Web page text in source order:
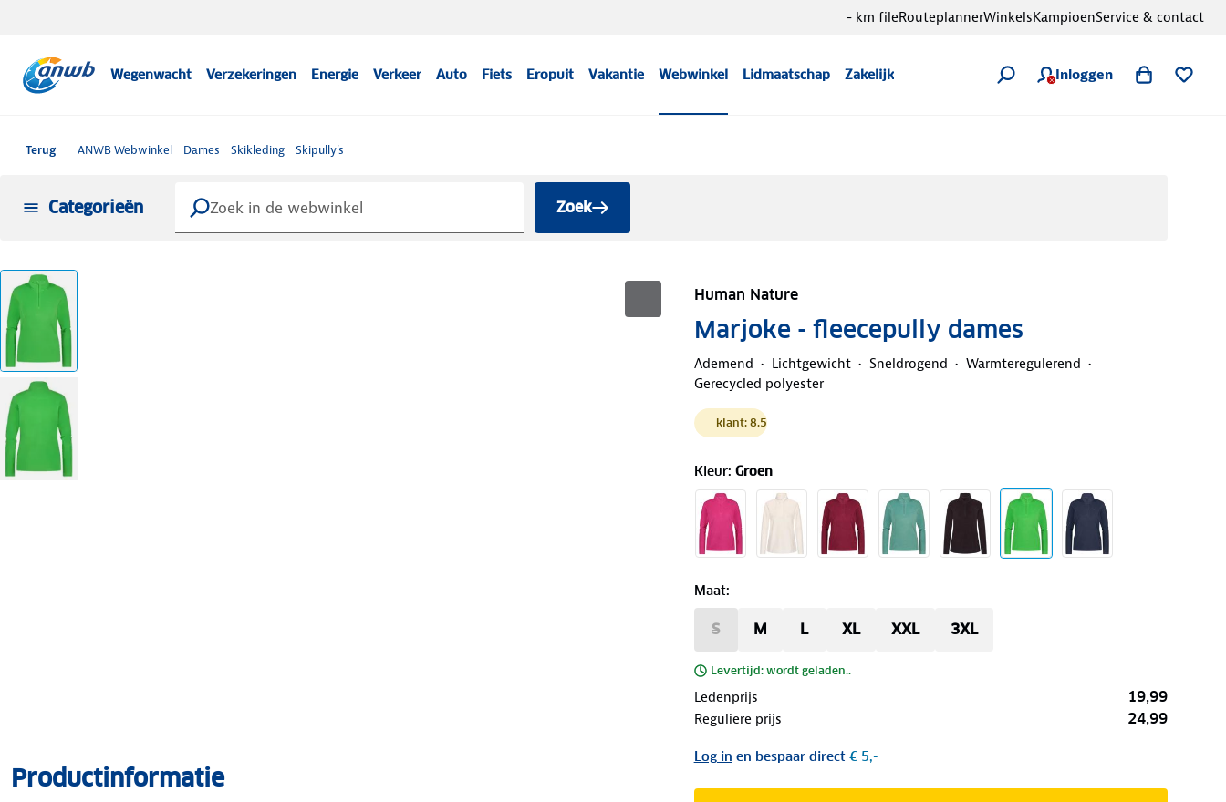
Wegenwacht Verzekeringen Energie Verkeer Auto Fiets Eropuit Vakantie Webwinkel Lidmaatschap Zakelijk Inloggen
- km fileRouteplannerWinkelsKampioenService & contact
Terug ANWB Webwinkel Dames Skikleding Skipully's
Categorieën Zoek
Human Nature
Marjoke - fleecepully dames
Ademend Lichtgewicht Sneldrogend
Warmteregulerend
Gerecycled polyester
klant: 8.5
Kleur: Groen
Maat:
S M L XL XXL 3XL
Levertijd: wordt geladen..
Ledenprijs 19,99
Reguliere prijs 24,99
Log in en bespaar direct€ 5,-
Productinformatie